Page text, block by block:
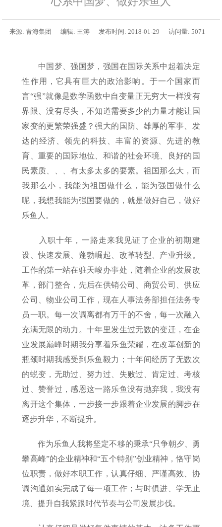
来源: 青海集团 编辑: 王涛 发布时间: 2018-01-29 访问量: 5071
中国梦、强国梦，强国在国际关系中起着决定
性作用，它具有巨大的政治影响。于一个国家而
言“强”就像是数学函数中自变量正无穷大一样没有
界限、没有尽头，不知道需要多少的力量才能让国
家变的更繁荣强盛？强大的国防、雄厚的军事、发
达的经济、领先的科技、丰富的资源、先进的教
育、重要的国际地位、和谐的社会环境、良好的国
民素质、、、有太多太多的要素。祖国那么大，而
我那么小，我能为祖国做什么，能为强国做什么
呢，我想我能为强国要做的，就是做好自己，做好
乐鱼人。
入职十年，一路走来我见证了企业的初期建
设、快速发展、蓬勃崛起、改革转型、产业升级。
工作的第一站在驻天峻办事处，随着企业的发展改
革，部门整合，先后在供销公司、商贸公司、供应
公司、物业公司工作，现在人事法务部担任法务专
员一职。每一次调离都有万千的不舍，每一次融入
充满无限的动力。十年里发生过无数的变迁，在企
业发展巅峰时期我分享着乐鱼荣耀，在改革创新的
瓶颈时期我感受到乐鱼毅力；十年间经历了无数次
的蜕变，无助过、努力过、失败过、肯定过、考核
过、赞誉过，感恩这一路乐鱼没有抛弃我，我没有
离开这个集体，一步接一步跟着企业发展的脚步在
逐步升华，不断提升。
作为乐鱼人我将坚定不移的秉承“只争朝夕、勇
攀高峰”的企业精神和“五个特别”创业精神，恪守岗
位职责，做好本职工作，认真仔细、严谨高效、协
调沟通如实完成了每一项工作；与时俱进、学无止
境、提升自我紧跟时代节奏与公司发展步伐。